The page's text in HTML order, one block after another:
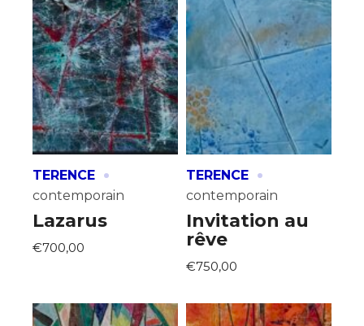
TERENCE ·
contemporain
Lazarus
€700,00
TERENCE ·
contemporain
Invitation au
rêve
€750,00